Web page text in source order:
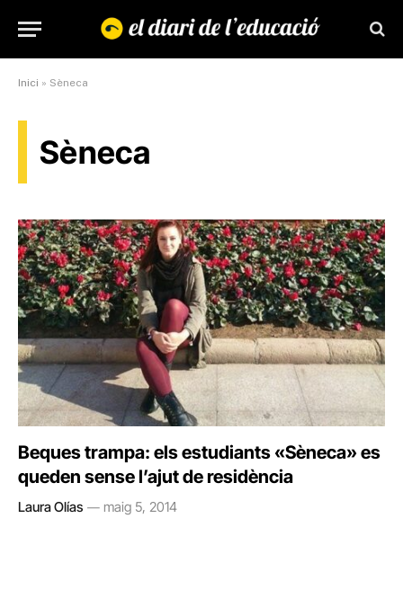
Inici » Sèneca
Sèneca
Beques trampa: els estudiants «Sèneca» es
queden sense l’ajut de residència
Laura Olías maig 5, 2014